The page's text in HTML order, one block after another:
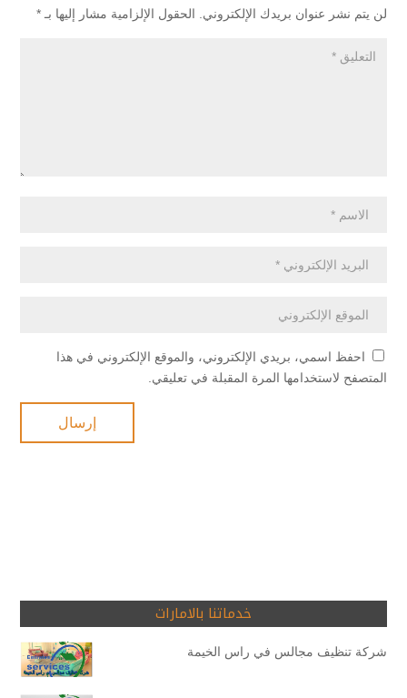
لن يتم نشر عنوان بريدك الإلكتروني. الحقول الإلزامية مشار إليها بـ *
احفظ اسمي، بريدي الإلكتروني، والموقع الإلكتروني في هذا
المتصفح لاستخدامها المرة المقبلة في تعليقي.
خدماتنا بالامارات
شركة تنظيف مجالس في راس الخيمة